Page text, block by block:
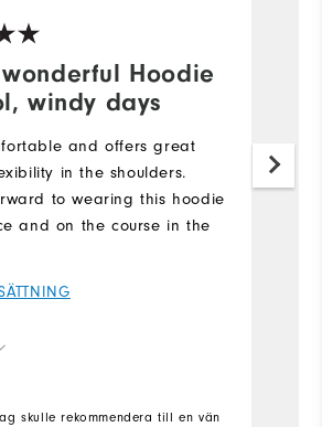
Hoodie
windy days
and offers great
in the shoulders.
to wearing this hoodie
and on the course in the
skulle rekommendera till en vän